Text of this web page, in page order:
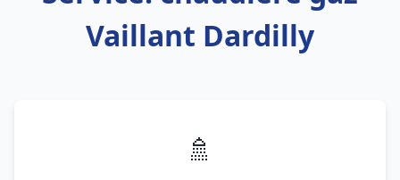
Vaillant Dardilly
🚿